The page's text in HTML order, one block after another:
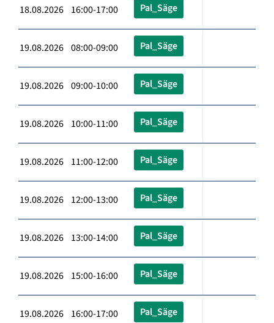
18.08.2026 16:00-17:00 Pal_Säge
19.08.2026 08:00-09:00 Pal_Säge
19.08.2026 09:00-10:00 Pal_Säge
19.08.2026 10:00-11:00 Pal_Säge
19.08.2026 11:00-12:00 Pal_Säge
19.08.2026 12:00-13:00 Pal_Säge
19.08.2026 13:00-14:00 Pal_Säge
19.08.2026 15:00-16:00 Pal_Säge
19.08.2026 16:00-17:00 Pal_Säge